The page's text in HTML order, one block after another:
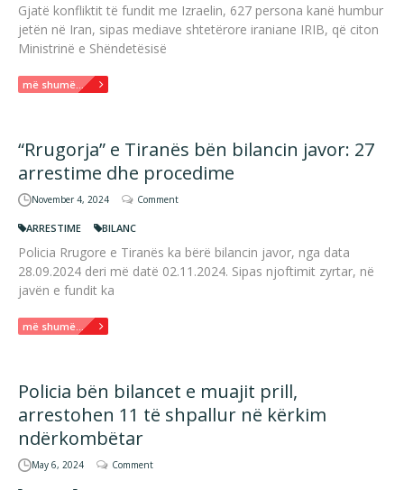
Gjatë konfliktit të fundit me Izraelin, 627 persona kanë humbur
jetën në Iran, sipas mediave shtetërore iraniane IRIB, që citon
Ministrinë e Shëndetësisë
më shumë...
“Rrugorja” e Tiranës bën bilancin javor: 27
arrestime dhe procedime
November 4, 2024 Comment
ARRESTIME BILANC
Policia Rrugore e Tiranës ka bërë bilancin javor, nga data
28.09.2024 deri më datë 02.11.2024. Sipas njoftimit zyrtar, në
javën e fundit ka
më shumë...
Policia bën bilancet e muajit prill,
arrestohen 11 të shpallur në kërkim
ndërkombëtar
May 6, 2024 Comment